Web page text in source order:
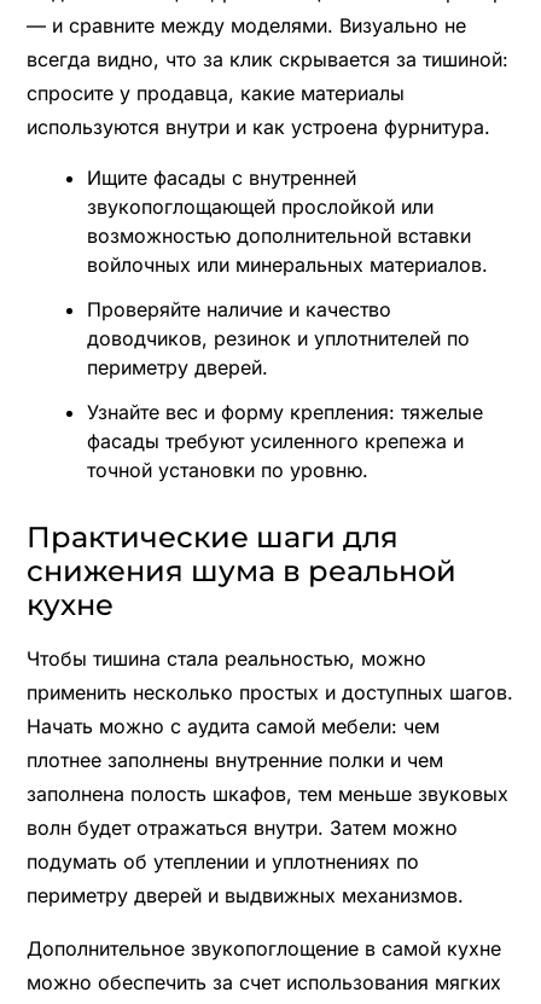
— и сравните между моделями. Визуально не
всегда видно, что за клик скрывается за тишиной:
спросите у продавца, какие материалы
используются внутри и как устроена фурнитура.
Ищите фасады с внутренней
звукопоглощающей прослойкой или
возможностью дополнительной вставки
войлочных или минеральных материалов.
Проверяйте наличие и качество
доводчиков, резинок и уплотнителей по
периметру дверей.
Узнайте вес и форму крепления: тяжелые
фасады требуют усиленного крепежа и
точной установки по уровню.
Практические шаги для
снижения шума в реальной
кухне
Чтобы тишина стала реальностью, можно
применить несколько простых и доступных шагов.
Начать можно с аудита самой мебели: чем
плотнее заполнены внутренние полки и чем
заполнена полость шкафов, тем меньше звуковых
волн будет отражаться внутри. Затем можно
подумать об утеплении и уплотнениях по
периметру дверей и выдвижных механизмов.
Дополнительное звукопоглощение в самой кухне
можно обеспечить за счет использования мягких